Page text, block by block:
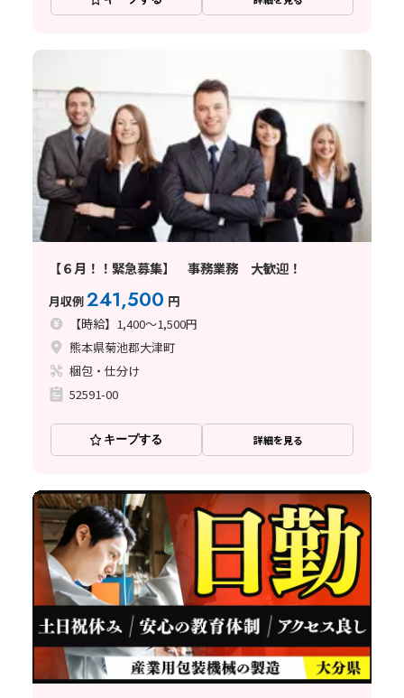
【６月！！緊急募集】 事務業務 大歓迎！
月収例241,500 円
【時給】1,400～1,500円
熊本県菊池郡大津町
梱包・仕分け
52591-00
キープする 詳細を見る